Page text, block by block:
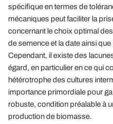
spécifique en termes de
mécaniques peut faciliter la
concernant le choix optimal
de semence et la date ainsi
Cependant, il existe des
égard, en particulier en ce qui
hétérotrophe des cultures
importance primordiale pour
robuste, condition préalable à
production de biomasse.